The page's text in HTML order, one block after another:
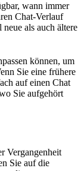
wann immer
Chat-Verlauf
als auch ältere
können, um
Sie eine frühere
auf einen Chat
Sie aufgehört
Vergangenheit
Sie auf die